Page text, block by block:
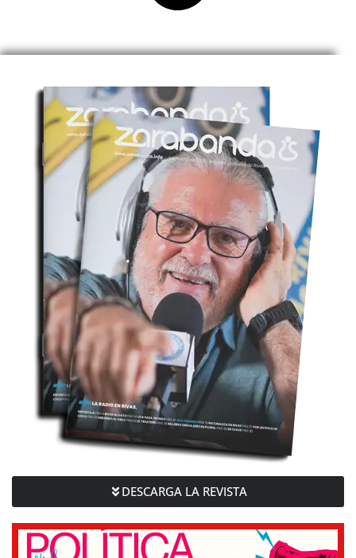
DESCARGA LA REVISTA